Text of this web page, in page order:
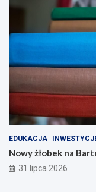
EDUKACJA
Nowy żłobek na
31 lipca 2026